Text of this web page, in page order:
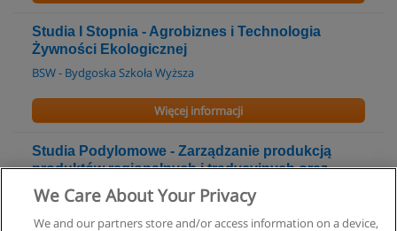
Studia I Stopnia - Agrobiznes i Technologia
Żywności Ekologicznej
BSW - Bydgoska Szkoła Wyższa
Więcej informacji
Studia Podylomowe - Zarządzanie produkcją
produktów regionalnych i tradycyjnych oraz
promocja naturalnej żywności
We Care About Your Privacy
We and our partners store and/or access information on a device,